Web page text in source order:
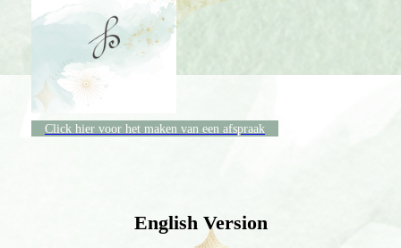
Click hier voor het maken van een afspraak
English Version